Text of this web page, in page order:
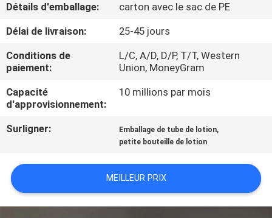
CONTRÔLE
DE
QUALITÉ
CONTACTEZ-
NOUS
UNE
CITATION
Détails d'emballage:
carton avec le sac de PE
Délai de livraison:
25-45 jours
Conditions de
paiement:
L/C, A/D, D/P, T/T, Western
Union, MoneyGram
Capacité
d'approvisionnement:
10 millions par mois
Surligner: Emballage de tube de lotion,
petite bouteille de lotion
MEILLEUR PRIX